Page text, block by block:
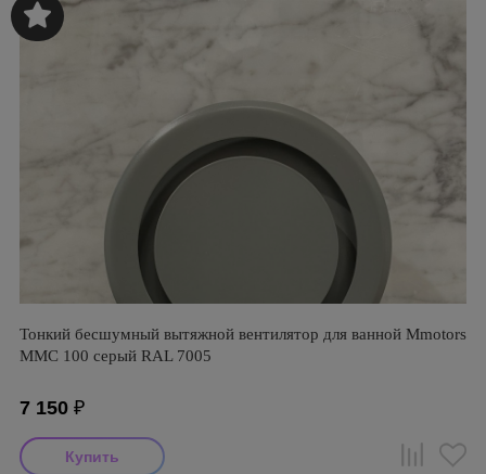
Тонкий бесшумный вытяжной вентилятор для ванной Mmotors
ММC 100 серый RAL 7005
7 150 ₽